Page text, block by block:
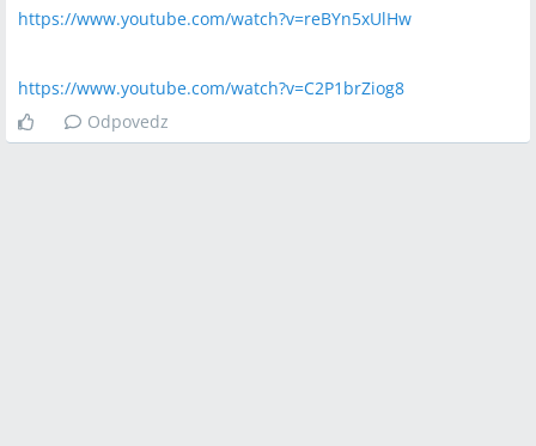
https://www.youtube.com/watch?v=reBYn5xUlHw
https://www.youtube.com/watch?v=C2P1brZiog8
Odpovedz